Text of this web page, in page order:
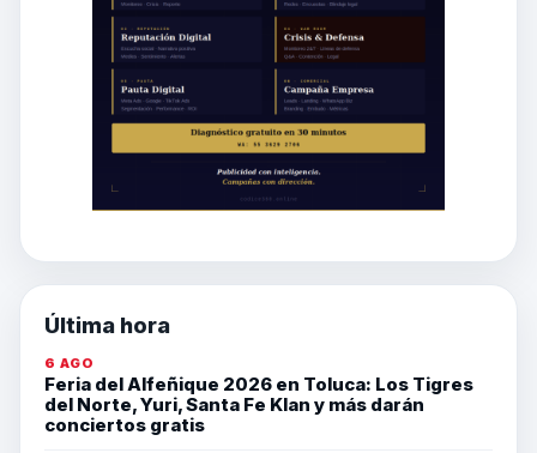
Última hora
6 AGO
Feria del Alfeñique 2026 en Toluca: Los Tigres
del Norte, Yuri, Santa Fe Klan y más darán
conciertos gratis